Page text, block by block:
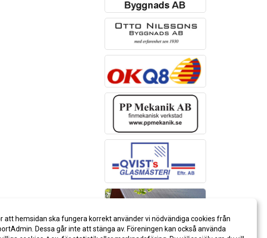
att hemsidan ska fungera korrekt använder vi nödvändiga cookies från
Dessa går inte att stänga av. Föreningen kan också använda